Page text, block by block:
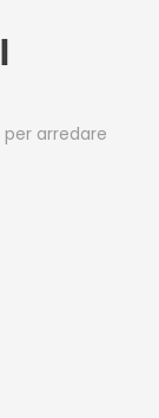
arredare